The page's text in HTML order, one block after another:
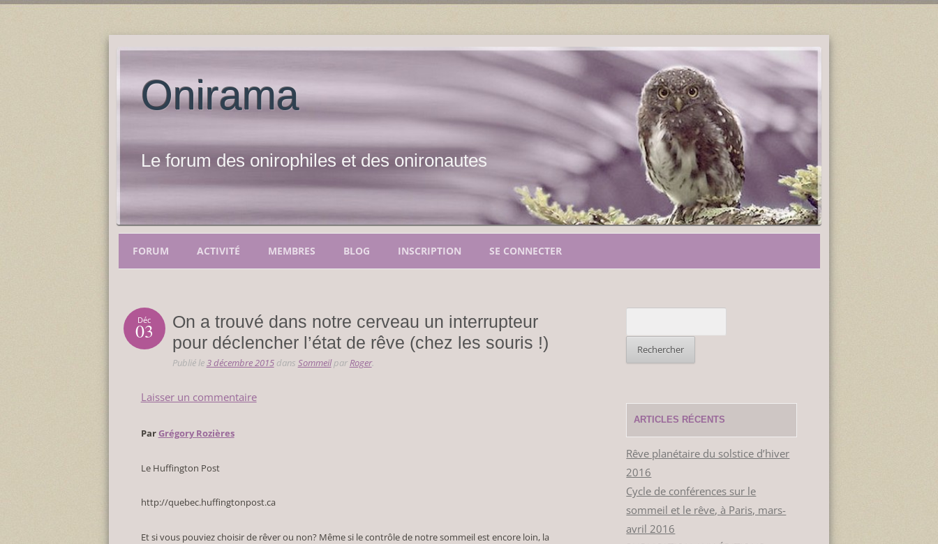
Onirama
Le forum des onirophiles et des onironautes
FORUM ACTIVITÉ MEMBRES BLOG INSCRIPTION SE CONNECTER
Déc
03
On a trouvé dans notre cerveau un interrupteur
pour déclencher l’état de rêve (chez les souris !)
Publié le3 décembre 2015dans SommeilparRoger.
Laisser un commentaire
ParGrégory Rozières
Le Huffington Post
http://quebec.huffingtonpost.ca
Et si vous pouviez choisir de rêver ou non? Même si le contrôle de notre sommeil est encore loin, la
ARTICLES RÉCENTS
Rêve planétaire du solstice d’hiver
2016
Cycle de conférences sur le
sommeil et le rêve, à Paris, mars-
avril 2016